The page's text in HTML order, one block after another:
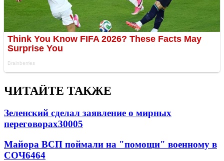
ЧИТАЙТЕ ТАКЖЕ
Зеленский сделал заявление о мирных
переговорах30005
Майора ВСП поймали на "помощи" военному в
СОЧ6464